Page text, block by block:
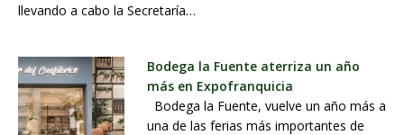
llevando a cabo la Secretaría…
Bodega la Fuente aterriza un año
más en Expofranquicia
Bodega la Fuente, vuelve un año más a
una de las ferias más importantes de